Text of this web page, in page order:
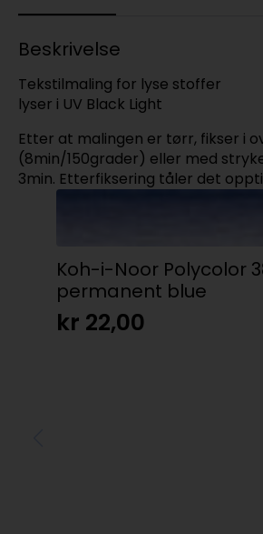
Beskrivelse
Tekstilmaling for lyse stoffer
lyser i UV Black Light
Etter at malingen er tørr, fikser i
(8min/150grader) eller med
3min. Etterfiksering tåler det
Koh-i-Noor Polycolor
permanent blue
kr 22,00